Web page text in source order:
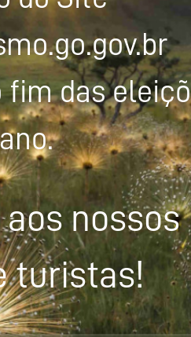
das
nossos
turistas!